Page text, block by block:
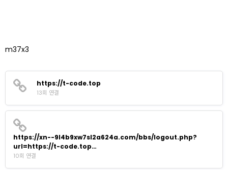
m37x3
https://t-code.top
13회 연결
https://xn--9l4b9xw7sl2a624a.com/bbs/logout.php?
url=https://t-code.top…
10회 연결